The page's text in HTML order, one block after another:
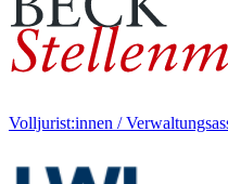
Volljurist:innen /